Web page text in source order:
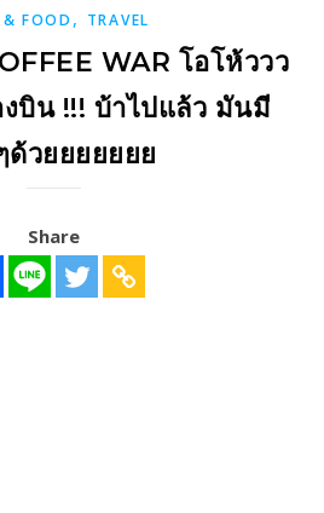
& FOOD , TRAVEL
WAR โอโห้ววว
บิน !!! บ้าไปแล้ว มันมี
ด้วยยยยยยย
Share